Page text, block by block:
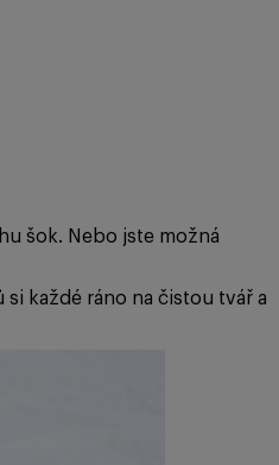
šok. Nebo jste možná
každé ráno na čistou tvář a